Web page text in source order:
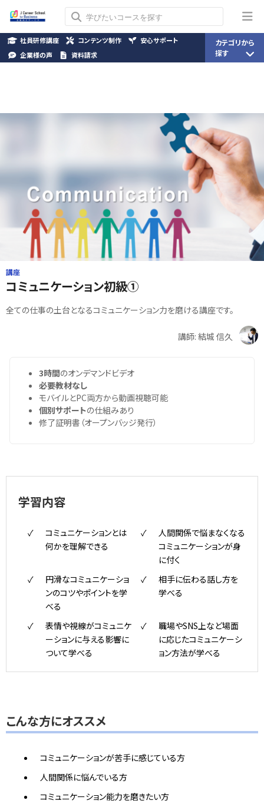
講座
コミュニケーション初級①
全ての仕事の土台となるコミュニケーション力を磨ける講座です。
講師: 結城 信久
3時間のオンデマンドビデオ
必要教材なし
モバイルとPC両方から動画視聴可能
個別サポートの仕組みあり
修了証明書（オープンバッジ発行）
学習内容
コミュニケーションとは
何かを理解できる
人間関係で悩まなくなる
コミュニケーションが身
に付く
円滑なコミュニケーショ
ンのコツやポイントを学
べる
相手に伝わる話し方を
学べる
表情や視線がコミュニケ
ーションに与える影響に
ついて学べる
職場やSNS上など場面
に応じたコミュニケーシ
ョン方法が学べる
こんな方にオススメ
コミュニケーションが苦手に感じている方
人間関係に悩んでいる方
コミュニケーション能力を磨きたい方
社員研修講座 コンテンツ制作
安心サポート
企業様の声
資料請求
カテゴリから
探す